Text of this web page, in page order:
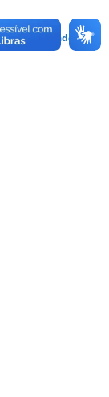
reservados.